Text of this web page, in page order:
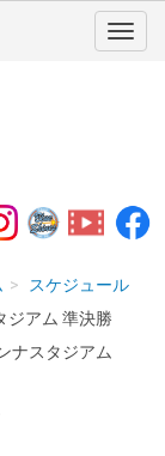
スケジュール
ジアム 準決勝
ナスタジアム